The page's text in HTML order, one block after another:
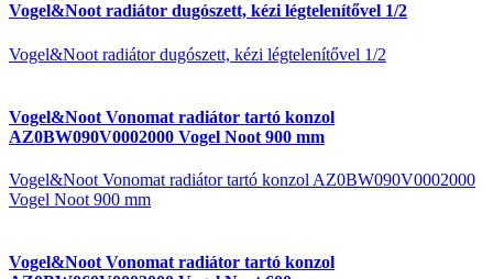
Vogel&Noot radiátor dugószett, kézi légtelenítővel 1/2
Vogel&Noot radiátor dugószett, kézi légtelenítővel 1/2
Vogel&Noot Vonomat radiátor tartó konzol
AZ0BW090V0002000 Vogel Noot 900 mm
Vogel&Noot Vonomat radiátor tartó konzol AZ0BW090V0002000
Vogel Noot 900 mm
Vogel&Noot Vonomat radiátor tartó konzol